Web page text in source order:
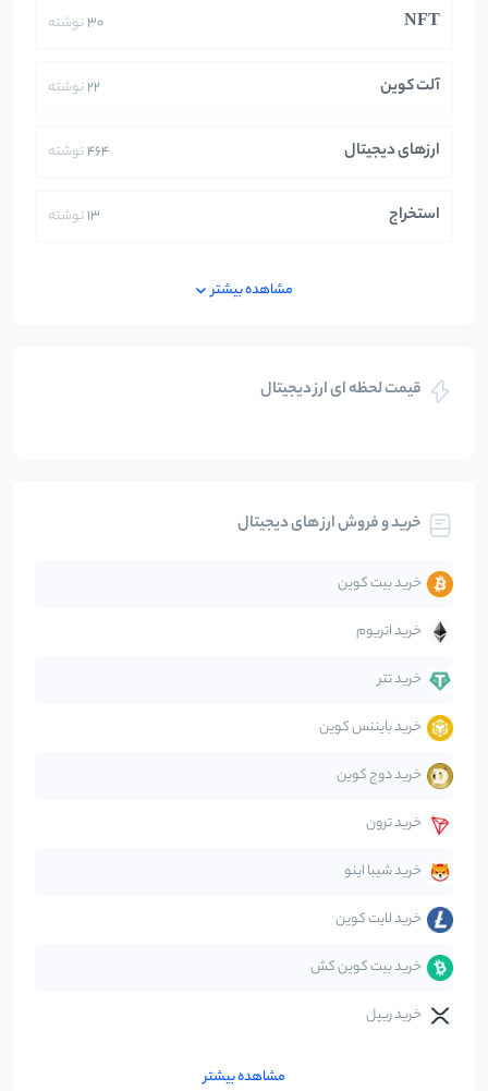
NFT
30نوشته
آلت کوین 22نوشته
ارزهای دیجیتال 464نوشته
استخراج 13نوشته
بلاکچین
تحلیل
جهان
دیفای
صرافی‌ها
قانون‌گذاری
متاورس
مشاهده بیشتر
قیمت لحظه ای ارز دیجیتال
خرید و فروش ارز های دیجیتال
خرید بیت کوین
خرید اتریوم
خرید تتر
خرید بایننس کوین
خرید دوج کوین
خرید ترون
خرید شیبا اینو
خرید لایت کوین
خرید بیت کوین کش
خرید ریپل
مشاهده بیشتر